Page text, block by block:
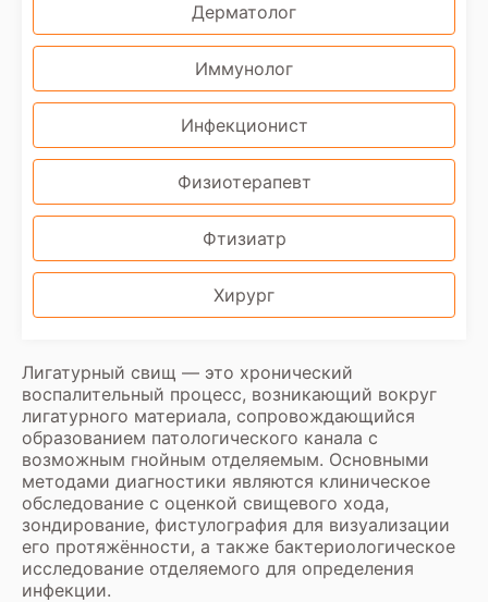
Дерматолог
Иммунолог
Инфекционист
Физиотерапевт
Фтизиатр
Хирург
Лигатурный свищ — это хронический
воспалительный процесс, возникающий вокруг
лигатурного материала, сопровождающийся
образованием патологического канала с
возможным гнойным отделяемым. Основными
методами диагностики являются клиническое
обследование с оценкой свищевого хода,
зондирование, фистулография для визуализации
его протяжённости, а также бактериологическое
исследование отделяемого для определения
инфекции.